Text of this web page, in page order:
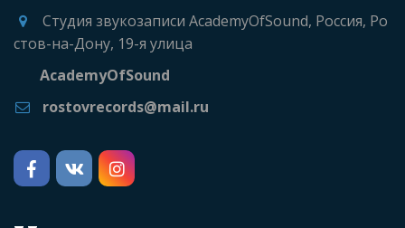
Студия звукозаписи AcademyOfSound, Россия, Ро
стов-на-Дону, 19-я улица
AcademyOfSound
rostovrecords@mail.ru